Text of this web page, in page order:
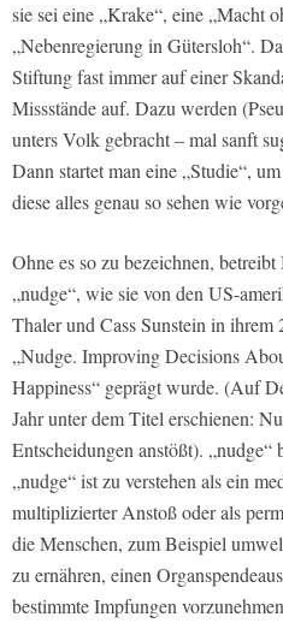
sie sei eine „Krake“, eine „Macht
„Nebenregierung in Gütersloh“.
Stiftung fast immer auf einer
Missstände auf. Dazu werden
unters Volk gebracht – mal sanft
Dann startet man eine „Studie“,
diese alles genau so sehen wie
Ohne es so zu bezeichnen,
„nudge“, wie sie von den US-
Thaler und Cass Sunstein in ihrem
„Nudge. Improving Decisions
Happiness“ geprägt wurde. (Auf
Jahr unter dem Titel erschienen:
Entscheidungen anstößt). „nudge“
„nudge“ ist zu verstehen als ein
multiplizierter Anstoß oder als
die Menschen, zum Beispiel
zu ernähren, einen
bestimmte Impfungen